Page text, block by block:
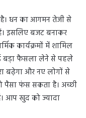
धन का आगमन तेजी से
इसलिए बजट बनाकर
कार्यक्रमों में शामिल
बड़ा फैसला लेने से पहले
बढ़ेगा और नए लोगों से
पैसा फंस सकता है। अच्छी
आप खुद को ज्यादा